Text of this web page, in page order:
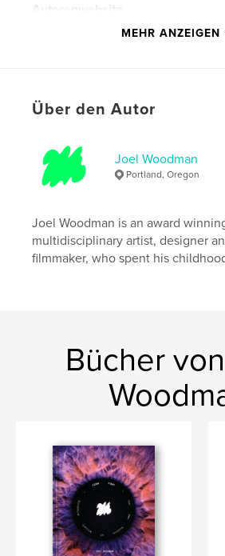
Autorenwebsite
http://www.fishfont.com
Hauptkategorie:
Projektoption:20×25 cm
Seitenanzahl: 74
Softcover: 9798261054702
Veröffentlichungsdatum:Feb. 18,
SpracheEnglish
MEHR ANZEIGEN
Über den Autor
Joel Woodman
Portland, Oregon
Joel Woodman is an award
multidisciplinary artist, designer
filmmaker, who spent his
Bücher